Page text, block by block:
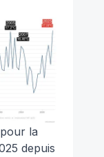
la
depuis